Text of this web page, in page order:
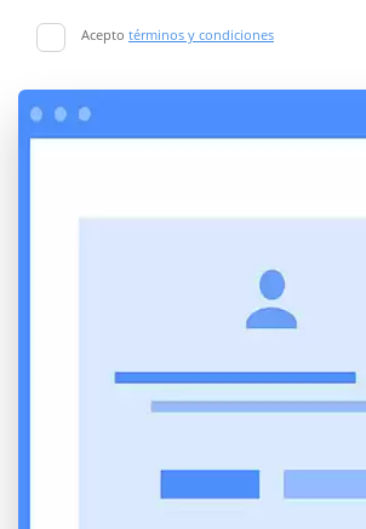
Acepto términos y condiciones